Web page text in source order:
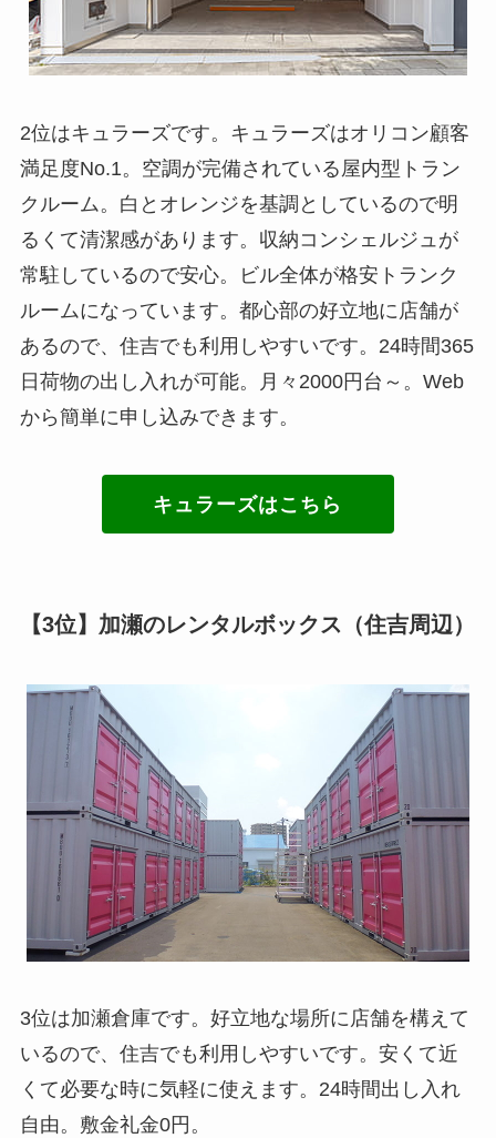
2位はキュラーズです。キュラーズはオリコン顧客
満足度No.1。空調が完備されている屋内型トラン
クルーム。白とオレンジを基調としているので明
るくて清潔感があります。収納コンシェルジュが
常駐しているので安心。ビル全体が格安トランク
ルームになっています。都心部の好立地に店舗が
あるので、住吉でも利用しやすいです。24時間365
日荷物の出し入れが可能。月々2000円台～。Web
から簡単に申し込みできます。
キュラーズはこちら
【3位】加瀬のレンタルボックス（住吉周辺）
3位は加瀬倉庫です。好立地な場所に店舗を構えて
いるので、住吉でも利用しやすいです。安くて近
くて必要な時に気軽に使えます。24時間出し入れ
自由。敷金礼金0円。